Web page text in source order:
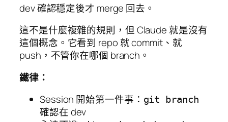
dev 確認穩定後才 merge 回去。
這不是什麼複雜的規則，但 Claude 就是沒有
這個概念。它看到 repo 就 commit、就
push，不管你在哪個 branch。
鐵律：
Session 開始第一件事： git branch
確認在 dev